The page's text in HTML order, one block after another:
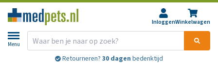
InloggenWinkelwagen
Menu
Retourneren? 30 dagen bedenktijd